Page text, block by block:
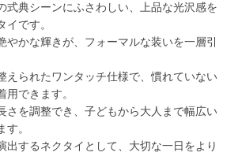
式典シーンにふさわしい、上品な光沢感を
イです。
やかな輝きが、フォーマルな装いを一層引
えられたワンタッチ仕様で、慣れていない
できます。
さを調整でき、子どもから大人まで幅広い
。
出するネクタイとして、大切な一日をより